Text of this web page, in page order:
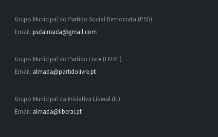
Grupo Municipal do Partido Social Democrata (PSD)
Email: psdalmada@gmail.com
Grupo Municipal do Partido Livre (LIVRE)
Email: almada@partidolivre.pt
Grupo Municipal da Iniciativa Liberal (IL)
Email: almada@liberal.pt